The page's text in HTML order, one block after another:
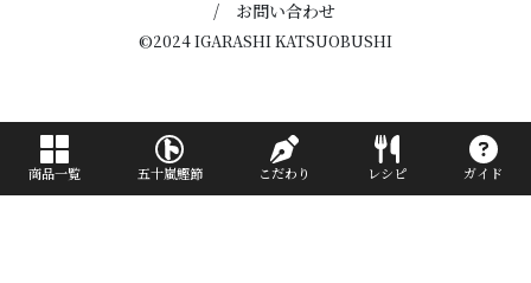
商品一覧 五十嵐鰹節 こだわり レシピ ガイド
お問い合わせ
©2024 IGARASHI KATSUOBUSHI